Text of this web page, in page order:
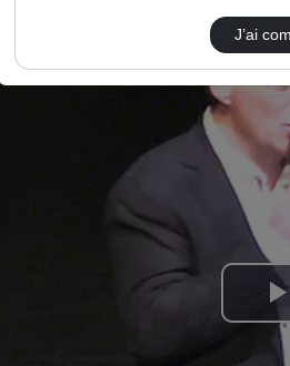
J’ai